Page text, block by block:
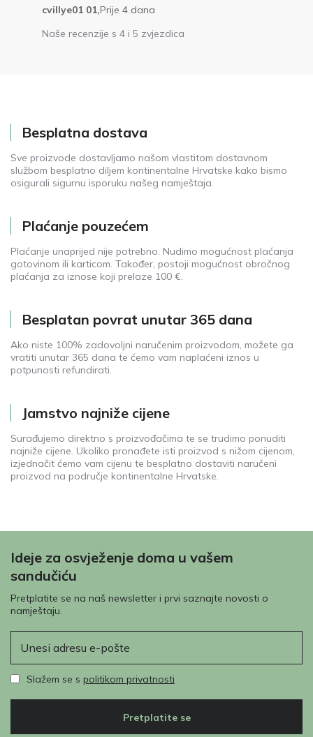
cvillye01 01,Prije 4 dana
Naše recenzije s 4 i 5 zvjezdica
Besplatna dostava
Sve proizvode dostavljamo našom vlastitom dostavnom
službom besplatno diljem kontinentalne Hrvatske kako bismo
osigurali sigurnu isporuku našeg namještaja.
Plaćanje pouzećem
Plaćanje unaprijed nije potrebno. Nudimo mogućnost plaćanja
gotovinom ili karticom. Također, postoji mogućnost obročnog
plaćanja za iznose koji prelaze 100 €.
Besplatan povrat unutar 365 dana
Ako niste 100% zadovoljni naručenim proizvodom, možete ga
vratiti unutar 365 dana te ćemo vam naplaćeni iznos u
potpunosti refundirati.
Jamstvo najniže cijene
Surađujemo direktno s proizvođačima te se trudimo ponuditi
najniže cijene. Ukoliko pronađete isti proizvod s nižom cijenom,
izjednačit ćemo vam cijenu te besplatno dostaviti naručeni
proizvod na područje kontinentalne Hrvatske.
Ideje za osvježenje doma u vašem
sandučiću
Pretplatite se na naš newsletter i prvi saznajte novosti o
namještaju.
Slažem se s politikom privatnosti
Pretplatite se